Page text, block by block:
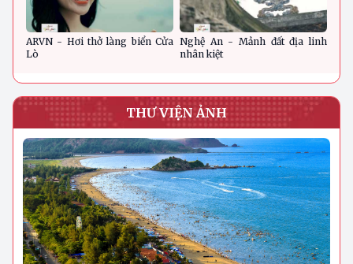
ARVN - Hơi thở làng biển Cửa
Lò
Nghệ An - Mảnh đất địa linh
nhân kiệt
THƯ VIỆN ẢNH